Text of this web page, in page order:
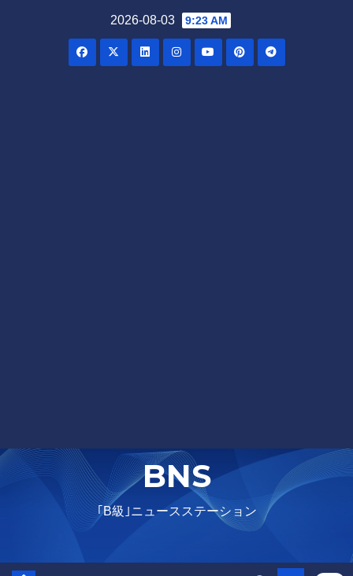
2026-08-03 9:23 AM
BNS
｢B級｣ニュースステーション